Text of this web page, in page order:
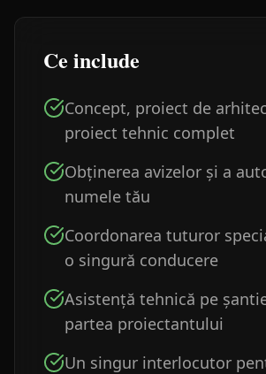
Ce include
Concept, proiect de
proiect tehnic complet
Obținerea avizelor și a
numele tău
Coordonarea tuturor
o singură conducere
Asistență tehnică pe
partea proiectantului
Un singur interlocutor